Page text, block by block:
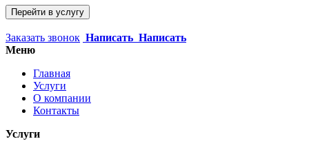
Перейти в услугу
Заказать звонок Написать Написать
Меню
Главная
Услуги
О компании
Контакты
Услуги